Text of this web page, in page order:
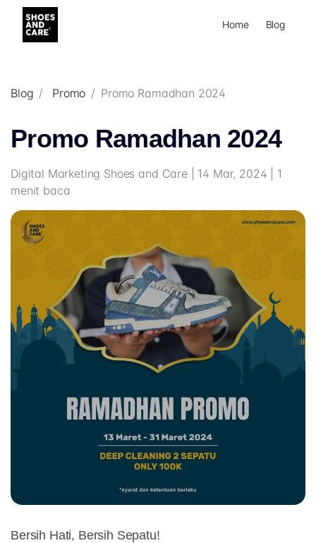
Home Blog
Blog Promo Promo Ramadhan 2024
Promo Ramadhan 2024
Digital Marketing Shoes and Care | 14 Mar, 2024 | 1
menit baca
Bersih Hati, Bersih Sepatu!